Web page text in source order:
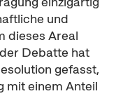
und
dieses Areal
Debatte hat
gefasst,
mit einem Anteil